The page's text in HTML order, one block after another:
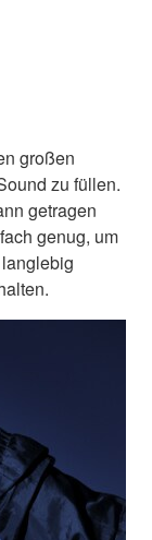
großen
zu füllen.
getragen
genug, um